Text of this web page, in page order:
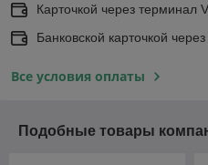
Карточкой через терминал
Банковской карточкой
Все условия оплаты
Подобные товары